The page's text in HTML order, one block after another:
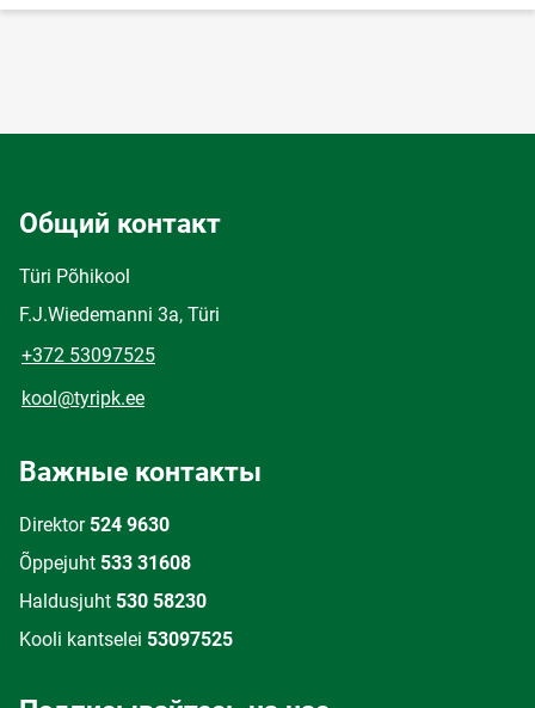
Общий контакт
Türi Põhikool
F.J.Wiedemanni 3a, Türi
+372 53097525
kool@tyripk.ee
Важные контакты
Direktor 524 9630
Õppejuht 533 31608
Haldusjuht 530 58230
Kooli kantselei 53097525